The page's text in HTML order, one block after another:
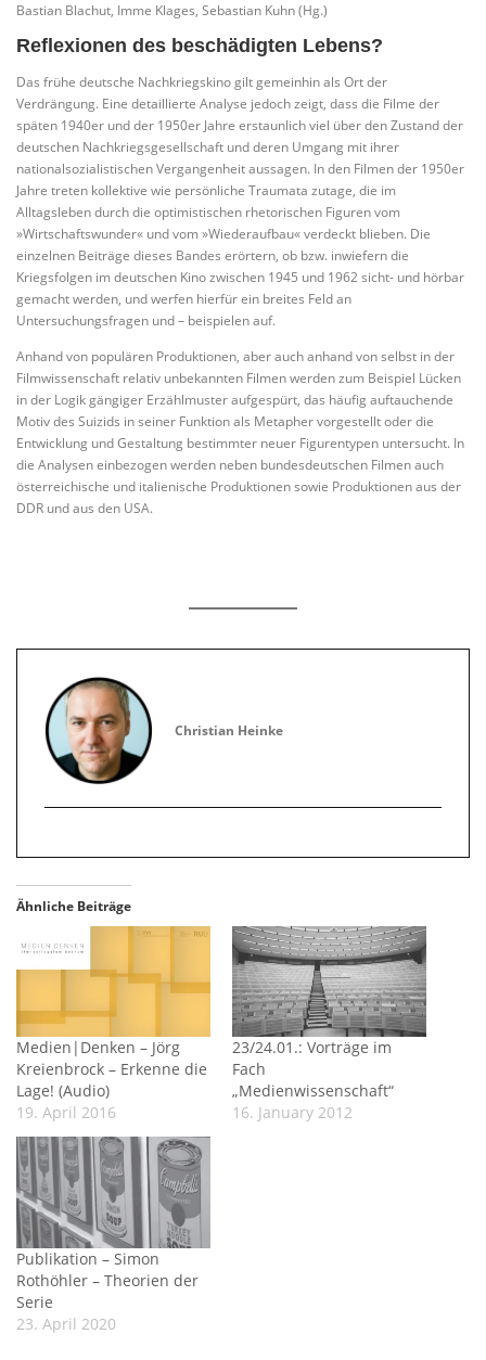
Bastian Blachut, Imme Klages, Sebastian Kuhn (Hg.)
Reflexionen des beschädigten Lebens?
Das frühe deutsche Nachkriegskino gilt gemeinhin als Ort der
Verdrängung. Eine detaillierte Analyse jedoch zeigt, dass die Filme der
späten 1940er und der 1950er Jahre erstaunlich viel über den Zustand der
deutschen Nachkriegsgesellschaft und deren Umgang mit ihrer
nationalsozialistischen Vergangenheit aussagen. In den Filmen der 1950er
Jahre treten kollektive wie persönliche Traumata zutage, die im
Alltagsleben durch die optimistischen rhetorischen Figuren vom
»Wirtschaftswunder« und vom »Wiederaufbau« verdeckt blieben. Die
einzelnen Beiträge dieses Bandes erörtern, ob bzw. inwiefern die
Kriegsfolgen im deutschen Kino zwischen 1945 und 1962 sicht- und hörbar
gemacht werden, und werfen hierfür ein breites Feld an
Untersuchungsfragen und – beispielen auf.
Anhand von populären Produktionen, aber auch anhand von selbst in der
Filmwissenschaft relativ unbekannten Filmen werden zum Beispiel Lücken
in der Logik gängiger Erzählmuster aufgespürt, das häufig auftauchende
Motiv des Suizids in seiner Funktion als Metapher vorgestellt oder die
Entwicklung und Gestaltung bestimmter neuer Figurentypen untersucht. In
die Analysen einbezogen werden neben bundesdeutschen Filmen auch
österreichische und italienische Produktionen sowie Produktionen aus der
DDR und aus den USA.
Christian Heinke
Ähnliche Beiträge
Medien|Denken – Jörg
Kreienbrock – Erkenne die
Lage! (Audio)
19. April 2016
23/24.01.: Vorträge im
Fach
„Medienwissenschaft“
16. January 2012
Publikation – Simon
Rothöhler – Theorien der
Serie
23. April 2020